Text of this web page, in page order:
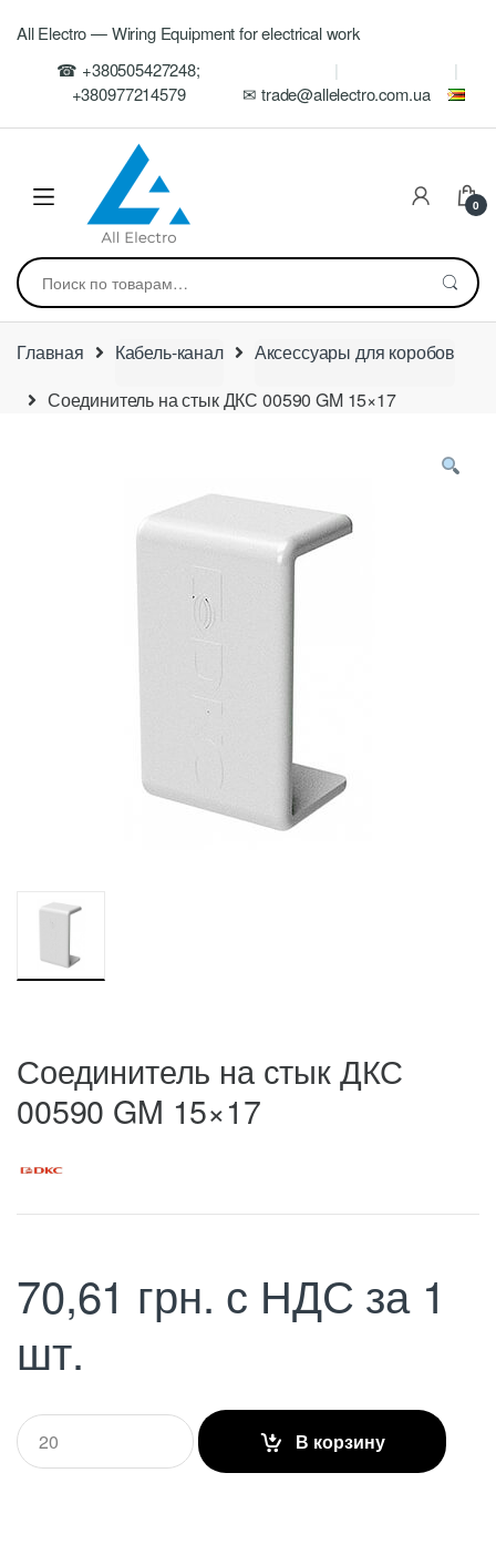
navigation
All Electro — Wiring Equipment for electrical work
☎ +380505427248;
+380977214579
✉ trade@allelectro.com.ua
0
Искать:
Главная Кабель-канал
Аксессуары для коробов
Соединитель на стык ДКС 00590 GM 15×17
Соединитель на стык ДКС
00590 GM 15×17
70,61 грн. с НДС за 1
шт.
Q
u
a
В корзину